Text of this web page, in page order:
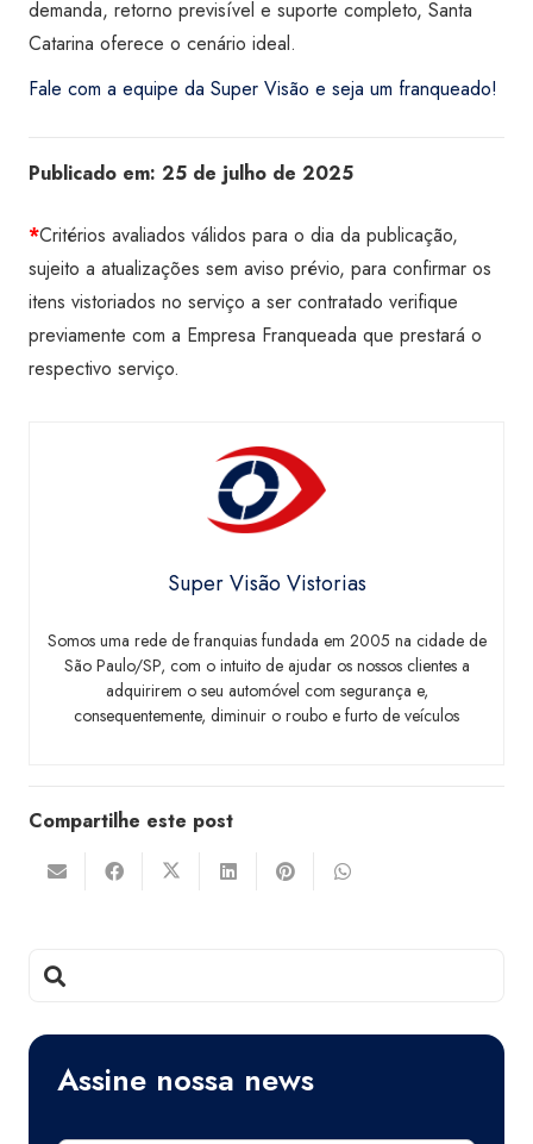
demanda, retorno previsível e suporte completo, Santa
Catarina oferece o cenário ideal.
Fale com a equipe da Super Visão e seja um franqueado!
Publicado em: 25 de julho de 2025
*Critérios avaliados válidos para o dia da publicação,
sujeito a atualizações sem aviso prévio, para confirmar os
itens vistoriados no serviço a ser contratado verifique
previamente com a Empresa Franqueada que prestará o
respectivo serviço.
Super Visão Vistorias
Somos uma rede de franquias fundada em 2005 na cidade de
São Paulo/SP, com o intuito de ajudar os nossos clientes a
adquirirem o seu automóvel com segurança e,
consequentemente, diminuir o roubo e furto de veículos
Compartilhe este post
Assine nossa news